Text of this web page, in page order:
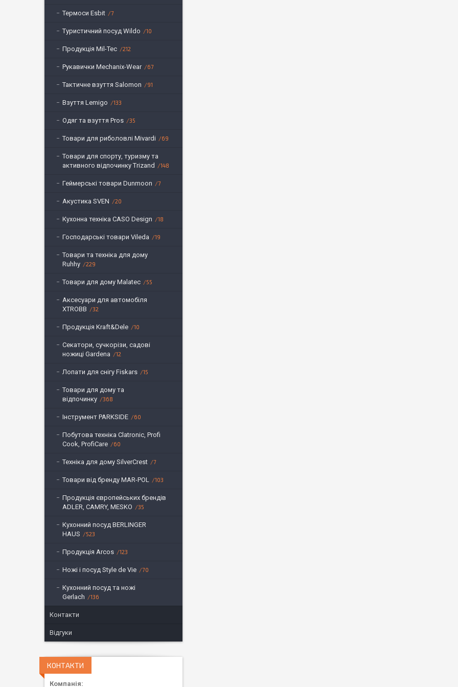
Термоси Esbit 7
Туристичний посуд Wildo 10
Продукція Mil-Tec 212
Рукавички Mechanix-Wear 67
Тактичне взуття Salomon 91
Взуття Lemigo 133
Одяг та взуття Pros 35
Товари для риболовлі Mivardi 69
Товари для спорту, туризму та
активного відпочинку Trizand
148
Геймерські товари Dunmoon 7
Акустика SVEN 20
Кухонна техніка CASO Design 18
Господарські товари Vileda 19
Товари та техніка для дому
Ruhhy
229
Товари для дому Malatec 55
Аксесуари для автомобіля
XTROBB
32
Продукція Kraft&Dele 10
Секатори, сучкорізи, садові
ножиці Gardena
12
Лопати для снігу Fiskars 15
Товари для дому та
відпочинку
368
Інструмент PARKSIDE 60
Побутова техніка Clatronic, Profi
Cook, ProfiCare
60
Техніка для дому SilverCrest 7
Товари від бренду MAR-POL 103
Продукція європейських брендів
ADLER, CAMRY, MESKO
35
Кухонний посуд BERLINGER
HAUS
523
Продукція Arcos 123
Ножі і посуд Style de Vie 70
Кухонний посуд та ножі
Gerlach
136
Контакти
Відгуки
КОНТАКТИ